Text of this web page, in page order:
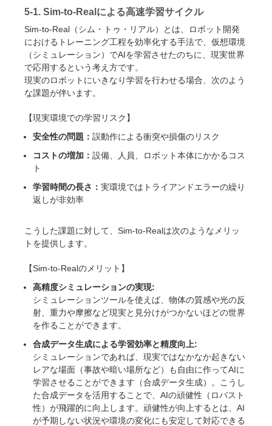
5-1. Sim-to-Realによる高速学習サイクル
Sim-to-Real（シム・トゥ・リアル）とは、ロボット開発
におけるトレーニング工程を効率化する手法で、仮想環境
（シミュレーション）でAIを学習させたのちに、現実世界
で応用するという考え方です。
現実のロボットにいきなり学習を行わせる場合、次のよう
な課題が伴います。
【現実環境での学習リスク】
安全性の問題： 誤動作による衝突や損傷のリスク
コストの増加： 設備、人員、ロボット本体にかかるコス
ト
学習時間の長さ： 実環境ではトライアンドエラーの繰り
返しが非効率
こうした課題に対して、Sim-to-Realは次のようなメリッ
トを提供します。
【Sim-to-Realのメリット】
高精度シミュレーションの実現:
シミュレーションツールを使えば、物体の質感や光の反
射、重力や摩擦など現実と見分けがつかないほどの世界
を作ることができます。
合成データ生成による学習効率と精度向上:
シミュレーションであれば、現実ではなかなか起きない
レアな場面（事故や暗い場所など）も自由に作ってAIに
学習させることができます（合成データ生成）。こうし
た合成データを活用することで、AIの頑健性（ロバスト
性）が飛躍的に向上します。頑健性が向上するとは、AI
が予期しない状況や環境の変化にも安定して対応できる